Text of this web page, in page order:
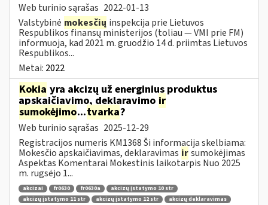
Web turinio sąrašas 2022-01-13
Valstybinė mokesčių inspekcija prie Lietuvos
Respublikos finansų ministerijos (toliau — VMI prie FM)
informuoja, kad 2021 m. gruodžio 14 d. priimtas Lietuvos
Respublikos...
Metai: 2022
Kokia yra akcizų už energinius produktus
apskaičiavimo, deklaravimo ir
sumokėjimo...tvarka?
Web turinio sąrašas 2025-12-29
Registracijos numeris KM1368 Ši informacija skelbiama:
Mokesčio apskaičiavimas, deklaravimas irsumokėjimas
Aspektas Komentarai Mokestinis laikotarpis Nuo 2025
m. rugsėjo 1...
akcizai fr0630 fr0630a
akcizų įstatymo 10 str
akcizų įstatymo 11 str
akcizų įstatymo 12 str
akcizų deklaravimas